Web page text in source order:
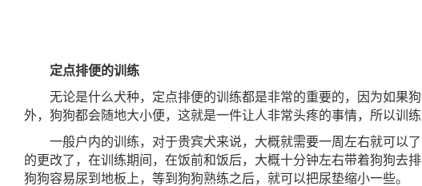
定点排便的训练
无论是什么犬种，定点排便的训练都是非常的重要的，因为如果
外，狗狗都会随地大小便，这就是一件让人非常头疼的事情，所以训
一般户内的训练，对于贵宾犬来说，大概就需要一周左右就可以
的更改了，在训练期间，在饭前和饭后，大概十分钟左右带着狗狗去
狗狗容易尿到地板上，等到狗狗熟练之后，就可以把尿垫缩小一些。